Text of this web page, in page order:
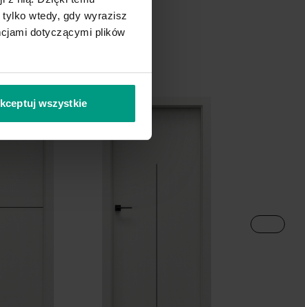
wtedy, gdy wyrazisz
dotyczącymi plików
wszystkie
Szary